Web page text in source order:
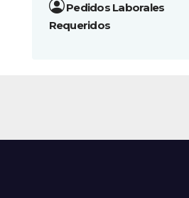
Pedidos Laborales
Requeridos